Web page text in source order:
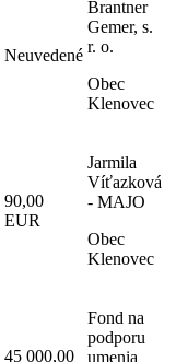
Neuvedené
Brantner
Gemer, s.
r. o.
Obec
Klenovec
90,00
EUR
Jarmila
Víťazková
- MAJO
Obec
Klenovec
45 000,00
Fond na
podporu
umenia